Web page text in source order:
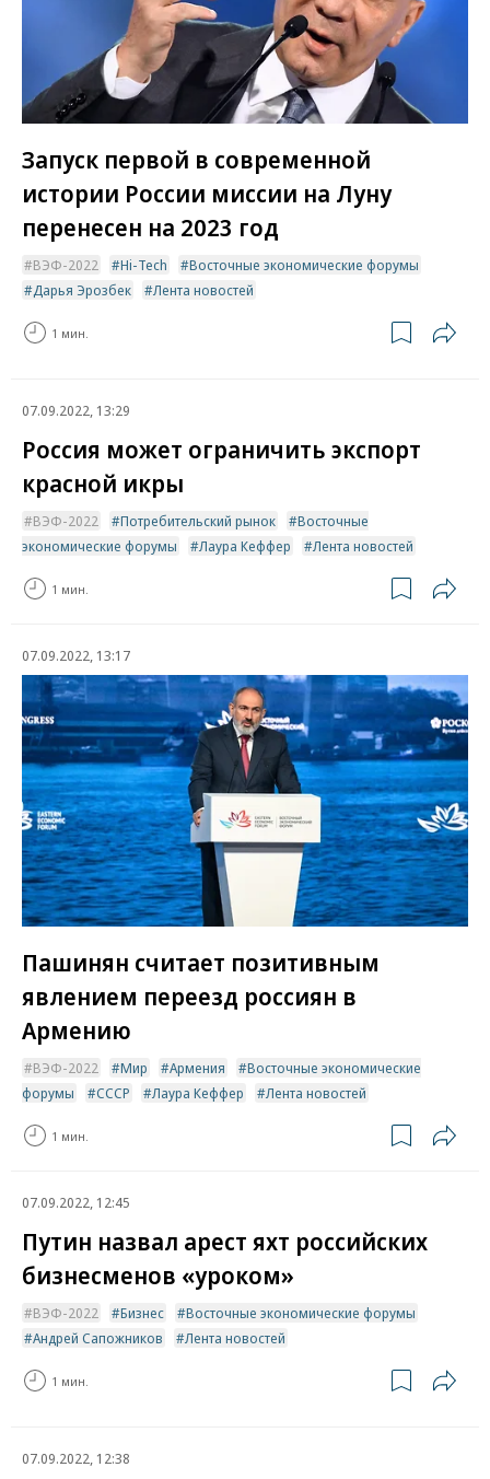
Запуск первой в современной
истории России миссии на Луну
перенесен на 2023 год
ВЭФ-2022 Hi-Tech
Восточные экономические форумы
Дарья Эрозбек
Лента новостей
1 мин.
07.09.2022, 13:29
Россия может ограничить экспорт
красной икры
ВЭФ-2022 Потребительский рынок
Восточные
экономические форумы
Лаура Кеффер Лента новостей
1 мин.
07.09.2022, 13:17
Пашинян считает позитивным
явлением переезд россиян в
Армению
ВЭФ-2022 Мир Армения
Восточные экономические
форумы
СССР Лаура Кеффер Лента новостей
1 мин.
07.09.2022, 12:45
Путин назвал арест яхт российских
бизнесменов «уроком»
ВЭФ-2022 Бизнес
Восточные экономические форумы
Андрей Сапожников
Лента новостей
1 мин.
07.09.2022, 12:38